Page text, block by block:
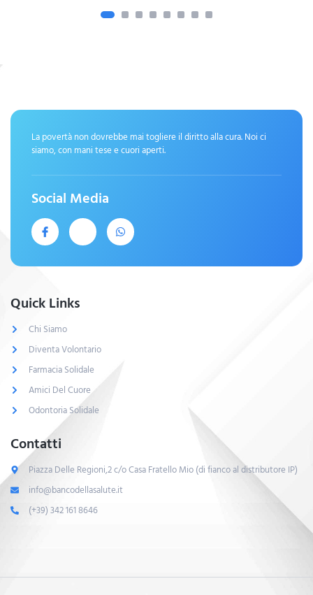
La povertà non dovrebbe mai togliere il diritto alla cura. Noi ci
siamo, con mani tese e cuori aperti.
Social Media
Quick Links
Chi Siamo
Diventa Volontario
Farmacia Solidale
Amici Del Cuore
Odontoria Solidale
Contatti
Piazza Delle Regioni,2 c/o Casa Fratello Mio (di fianco al distributore IP)
info@bancodellasalute.it
(+39) 342 161 8646